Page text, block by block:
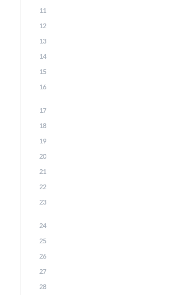
11
12
13
14
15
16
17
18
19
20
21
22
23
24
25
26
27
28